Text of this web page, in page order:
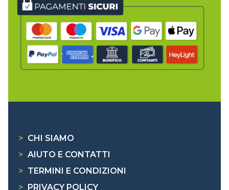
> CHI SIAMO
> AIUTO E CONTATTI
> TERMINI E CONDIZIONI
>
PRIVACY POLICY